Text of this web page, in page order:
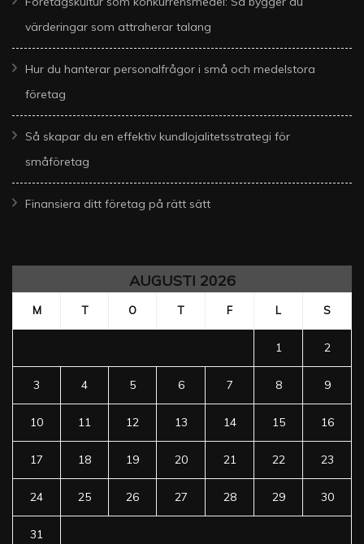
värderingar som attraherar talang
Hur du hanterar personalfrågor i små och medelstora
företag
Så skapar du en effektiv kundlojalitetsstrategi för
småföretag
Finansiera ditt företag på rätt sätt
AUGUSTI 2026
M T O T F L S
1 2
3 4 5 6 7 8 9
10 11 12 13 14 15 16
17 18 19 20 21 22 23
24 25 26 27 28 29 30
31